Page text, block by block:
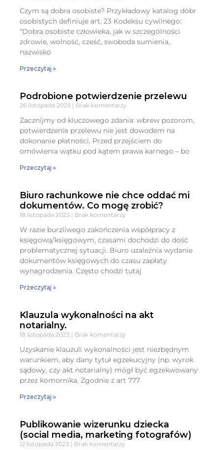
Czym są dobra osobiste? Przykładowy katalog dóbr
osobistych definiuje art. 23 Kodeksu cywilnego:
“Dobra osobiste człowieka, jak w szczególności
zdrowie, wolność, cześć, swoboda sumienia,
nazwisko
Przeczytaj »
Podrobione potwierdzenie przelewu
26 listopada 2023 Brak komentarzy
Zacznijmy od kluczowego zdania: wbrew pozorom,
potwierdzenie przelewu nie jest dowodem na
dokonanie płatności. Przed przejściem do
omówienia wątku pod kątem prawa karnego – bo
Przeczytaj »
Biuro rachunkowe nie chce oddać mi
dokumentów. Co mogę zrobić?
18 listopada 2023 Brak komentarzy
W razie burzliwego zakończenia współpracy z
księgową/księgowym, czasami dochodzi do dość
problematycznej sytuacji. Biuro uzależnia wydanie
dokumentów księgowych do czasu zapłaty
wynagrodzenia. Często chodzi tutaj
Przeczytaj »
Klauzula wykonalności na akt
notarialny.
18 listopada 2023 Brak komentarzy
Uzyskanie klauzuli wykonalności jest niezbędnym
warunkiem, aby dany tytuł egzekucyjny (np. wyrok
sądowy, czy akt notarialny) mógł być egzekwowany
przez komornika. Zgodnie z art 777
Przeczytaj »
Publikowanie wizerunku dziecka
(social media, marketing fotografów)
12 listopada 2023 Brak komentarzy